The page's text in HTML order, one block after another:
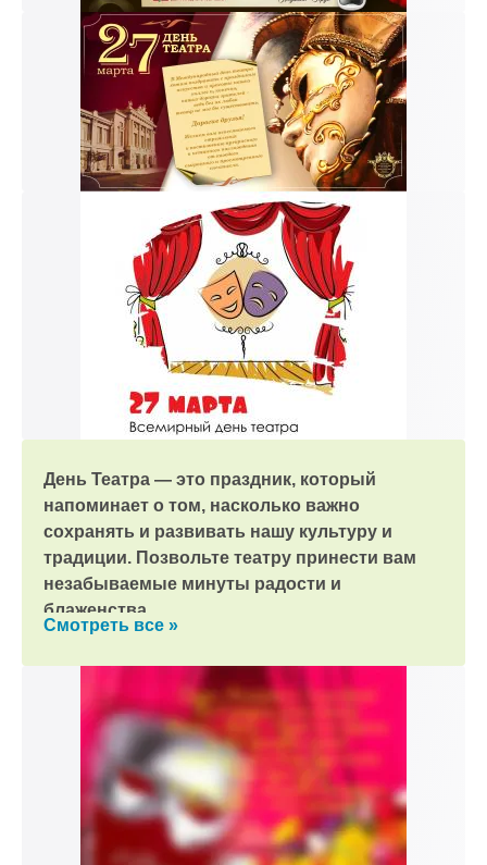
День Театра — это праздник, который
напоминает о том, насколько важно
сохранять и развивать нашу культуру и
традиции. Позвольте театру принести вам
незабываемые минуты радости и
блаженства.
Смотреть все »